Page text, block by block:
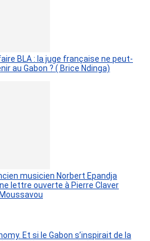
BLA : la juge française ne peut-
au Gabon ? ( Brice Ndinga)
musicien Norbert Epandja
lettre ouverte à Pierre Claver
Et si le Gabon s’inspirait de la